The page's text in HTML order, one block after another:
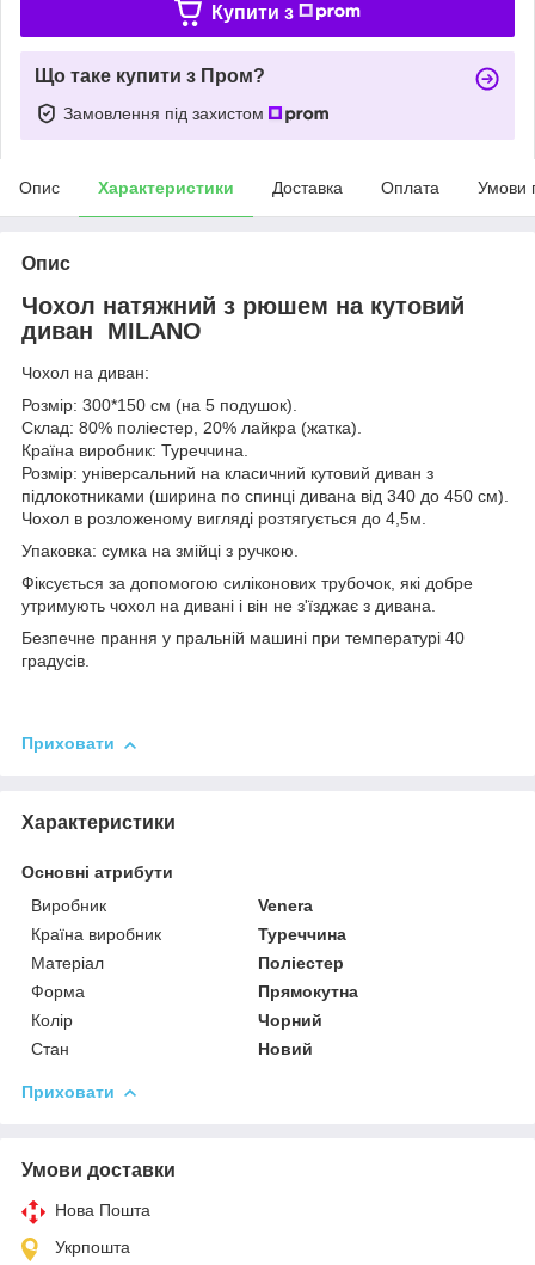
Купити з
Що таке купити з Пром?
Замовлення під захистом
Опис Характеристики Доставка Оплата Умови
Опис
Чохол натяжний з рюшем на кутовий
диван MILANO
Чохол на диван:
Розмір: 300*150 см (на 5 подушок).
Склад: 80% поліестер, 20% лайкра (жатка).
Країна виробник: Туреччина.
Розмір: універсальний на класичний кутовий диван з
підлокотниками (ширина по спинці дивана від 340 до 450 см).
Чохол в розложеному вигляді розтягується до 4,5м.
Упаковка: сумка на змійці з ручкою.
Фіксується за допомогою силіконових трубочок, які добре
утримують чохол на дивані і він не з'їзджає з дивана.
Безпечне прання у пральній машині при температурі 40
градусів.
Приховати
Характеристики
Основні атрибути
Виробник
Venera
Країна виробник
Туреччина
Матеріал
Поліестер
Форма
Прямокутна
Колір
Чорний
Стан
Новий
Приховати
Умови доставки
Нова Пошта
Укрпошта